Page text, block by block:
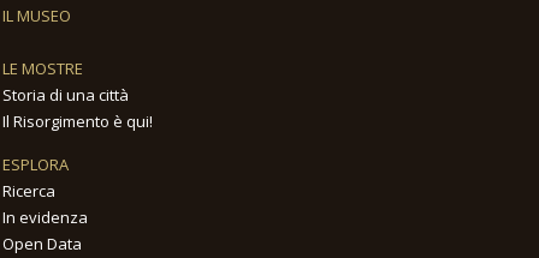
IL MUSEO
LE MOSTRE
Storia di una città
Il Risorgimento è qui!
ESPLORA
Ricerca
In evidenza
Open Data